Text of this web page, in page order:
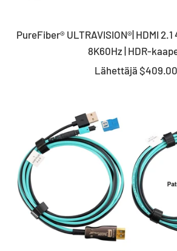
PureFiber® ULTRAVISION®| HDMI 2.1
8K60Hz | HDR-
Myyntihinta
Lähettäjä $409.00